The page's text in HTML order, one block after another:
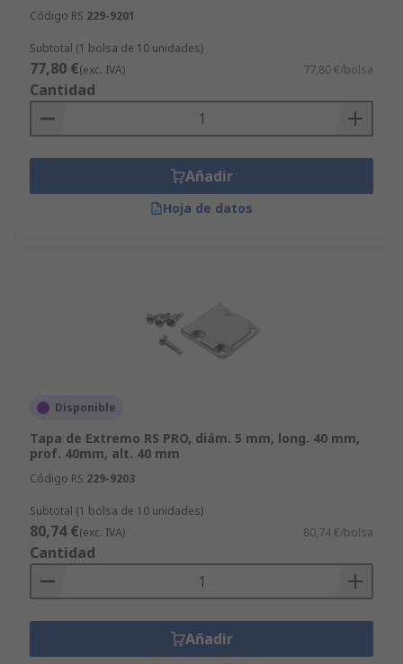
Código RS 229-9201
Subtotal (1 bolsa de 10 unidades)
77,80 €(exc. IVA) 77,80 €/bolsa
Cantidad
Añadir
Hoja de datos
Disponible
Tapa de Extremo RS PRO, diám. 5 mm, long. 40 mm,
prof. 40mm, alt. 40 mm
Código RS 229-9203
Subtotal (1 bolsa de 10 unidades)
80,74 €(exc. IVA) 80,74 €/bolsa
Cantidad
Añadir